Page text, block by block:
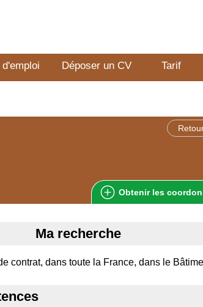
Déposer un CV Tarif
Obtenir les
Ma recherche
contrat, dans toute la France, dans le